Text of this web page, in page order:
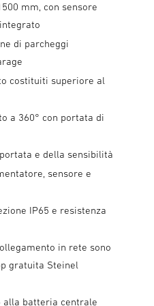
mm, con sensore
di parcheggi
costituiti superiore al
a 360° con portata di
e della sensibilità
sensore e
IP65 e resistenza
in rete sono
gratuita Steinel
alla batteria centrale